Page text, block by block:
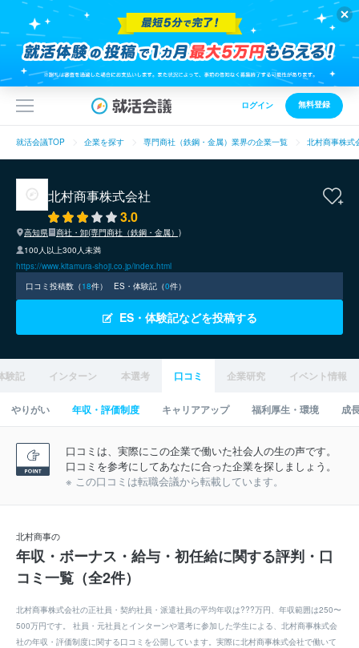
ログイン 無料登録
就活会議TOP 企業を探す 専門商社（鉄鋼・金属）業界の企業一覧 北村商事株式
北村商事株式会社
3.0
高知県
商社・卸(専門商社（鉄鋼・金属）)
100人以上300人未満
https://www.kitamura-shoji.co.jp/index.html
口コミ投稿数（18件） ES・体験記（0件）
ES・体験記などを投稿する
験記 インターン 本選考 口コミ 企業研究 イベント情報
やりがい 年収・評価制度 キャリアアップ 福利厚生・環境 成
口コミは、実際にこの企業で働いた社会人の生の声です。
口コミを参考にしてあなたに合った企業を探しましょう。
※ この口コミは転職会議から転載しています。
北村商事の
年収・ボーナス・給与・初任給に関する評判・口
コミ一覧（全2件）
北村商事株式会社の正社員・契約社員・派遣社員の平均年収は???万円、年収範囲は250〜
500万円です。 社員・元社員とインターンや選考に参加した学生による、北村商事株式会
社の年収・評価制度に関する口コミを公開しています。実際に北村商事株式会社で働いて